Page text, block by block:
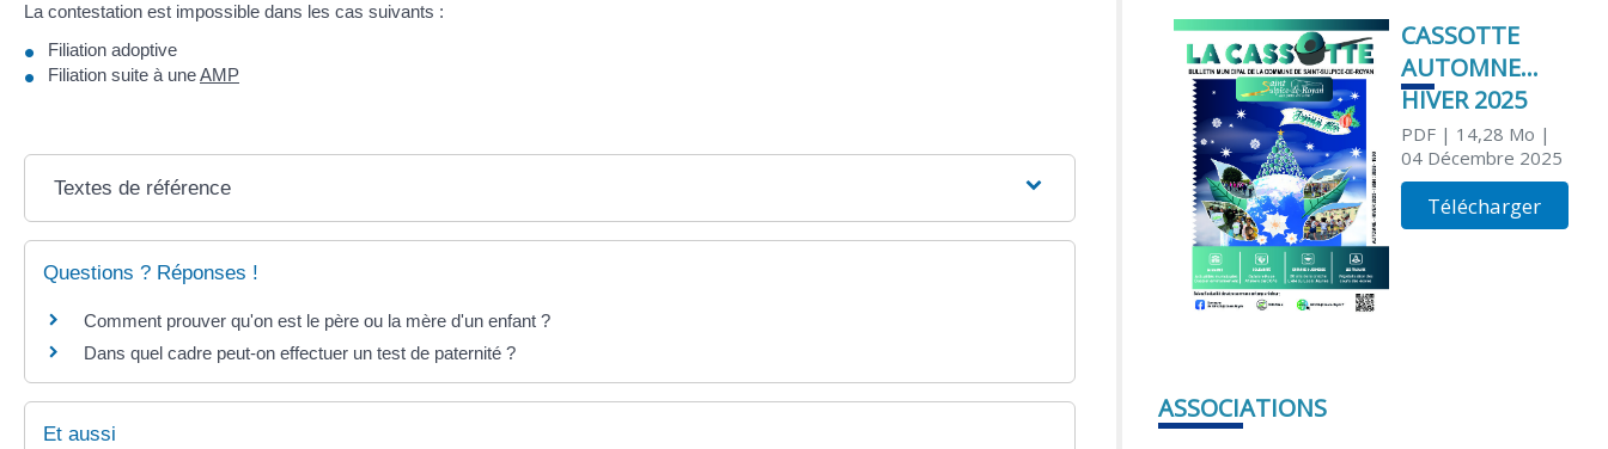
La contestation est impossible dans les cas suivants :
Filiation adoptive
Filiation suite à uneAMP
Textes de référence
Questions ? Réponses !
Comment prouver qu'on est le père ou la mère d'un enfant ?
Dans quel cadre peut-on effectuer un test de paternité ?
Et aussi
CASSOTTE
AUTOMNE
HIVER 2025
PDF| 14,28 Mo |
04 Décembre 2025
Télécharger
ASSOCIATIONS